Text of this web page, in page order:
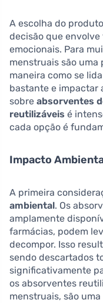
A escolha do
decisão que
emocionais. Para
menstruais são uma
maneira como se
bastante e impactar
sobre absorventes
reutilizáveis é
cada opção é
Impacto
A primeira
ambiental. Os
amplamente
farmácias, podem
decompor. Isso
sendo descartados
significativamente
os absorventes
menstruais, são